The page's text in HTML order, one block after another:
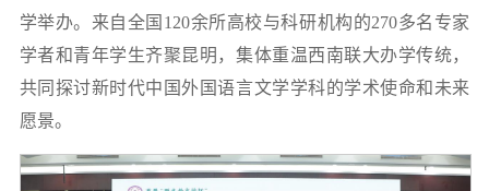
学举办。来自全国120余所高校与科研机构的270多名专家
学者和青年学生齐聚昆明，集体重温西南联大办学传统，
共同探讨新时代中国外国语言文学学科的学术使命和未来
愿景。